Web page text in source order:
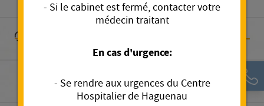
Chirurgie orthopédique et traumatologique
- Si le cabinet est fermé, contacter votre
médecin traitant
En cas d'urgence:
- Se rendre aux urgences du Centre
Hospitalier de Haguenau